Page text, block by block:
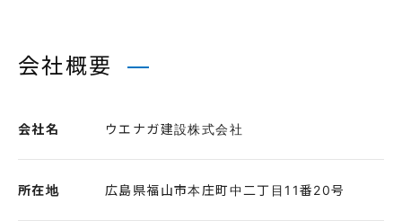
会社概要
会社名 ウエナガ建設株式会社
所在地 広島県福山市本庄町中二丁目11番20号